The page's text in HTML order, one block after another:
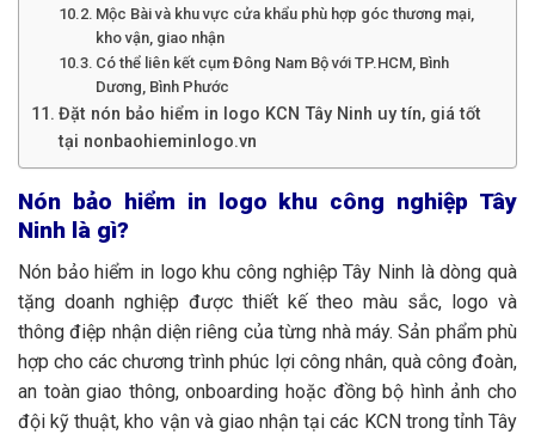
Mộc Bài và khu vực cửa khẩu phù hợp góc thương mại,
kho vận, giao nhận
Có thể liên kết cụm Đông Nam Bộ với TP.HCM, Bình
Dương, Bình Phước
Đặt nón bảo hiểm in logo KCN Tây Ninh uy tín, giá tốt
tại nonbaohieminlogo.vn
Nón bảo hiểm in logo khu công nghiệp Tây
Ninh là gì?
Nón bảo hiểm in logo khu công nghiệp Tây Ninh là dòng quà
tặng doanh nghiệp được thiết kế theo màu sắc, logo và
thông điệp nhận diện riêng của từng nhà máy. Sản phẩm phù
hợp cho các chương trình phúc lợi công nhân, quà công đoàn,
an toàn giao thông, onboarding hoặc đồng bộ hình ảnh cho
đội kỹ thuật, kho vận và giao nhận tại các KCN trong tỉnh Tây